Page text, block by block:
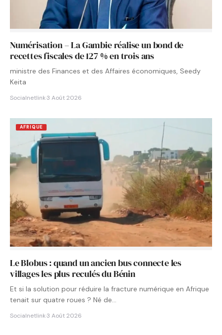
Numérisation – La Gambie réalise un bond de
recettes fiscales de 127 % en trois ans
ministre des Finances et des Affaires économiques, Seedy
Keita
Socialnetlink·3 Août 2026
AFRIQUE
Le Blobus : quand un ancien bus connecte les
villages les plus reculés du Bénin
Et si la solution pour réduire la fracture numérique en Afrique
tenait sur quatre roues ? Né de…
Socialnetlink·3 Août 2026